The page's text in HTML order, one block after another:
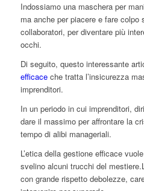
Indossiamo una maschera per
ma anche per piacere e fare colpo
collaboratori, per diventare più
occhi.
Di seguito, questo interessante
efficaceche tratta l’insicurezza
imprenditori.
In un periodo in cui imprenditori,
dare il massimo per affrontare la
tempo di alibi manageriali.
L’etica della gestione efficace
svelino alcuni trucchi del
con grande rispetto debolezze,